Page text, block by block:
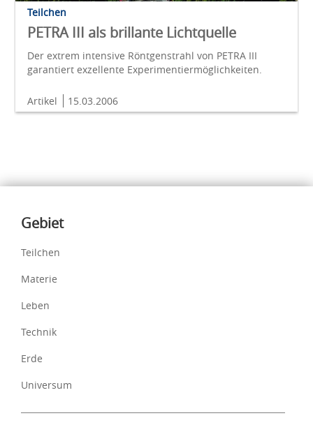
Teilchen
PETRA III als brillante Lichtquelle
Der extrem intensive Röntgenstrahl von PETRA III
garantiert exzellente Experimentiermöglichkeiten.
Artikel 15.03.2006
Inhalte
Gebiet
Teilchen
Materie
Leben
Technik
Erde
Universum